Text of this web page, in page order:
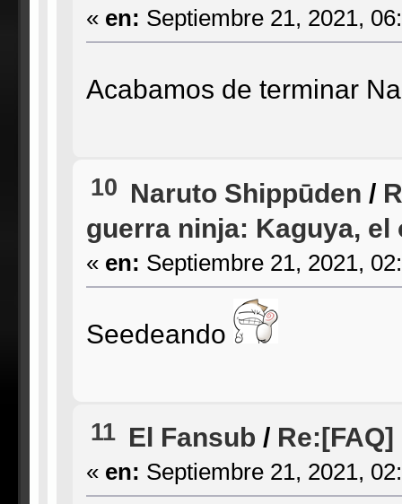
« en: Septiembre 21, 2021,
Acabamos de terminar
10 Naruto Shippūden /
guerra ninja: Kaguya,
« en: Septiembre 21, 2021,
Seedeando
11 El Fansub /
« en: Septiembre 21, 2021,